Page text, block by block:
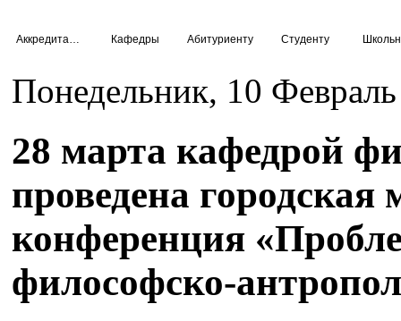
Кафедры Абитуриенту Студенту
Понедельник, 10
28 марта кафедрой
проведена городская
конференция
философско-